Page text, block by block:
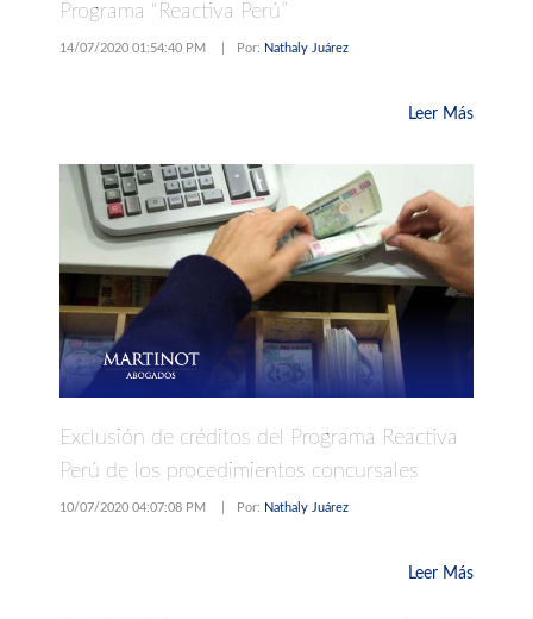
Programa “Reactiva Perú”
14/07/2020 01:54:40 PM Por: Nathaly Juárez
Leer Más
Exclusión de créditos del Programa Reactiva
Perú de los procedimientos concursales
10/07/2020 04:07:08 PM Por: Nathaly Juárez
Leer Más